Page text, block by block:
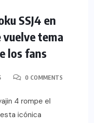
SSJ4 en
vuelve tema
los fans
0 COMMENTS
4 rompe el
icónica